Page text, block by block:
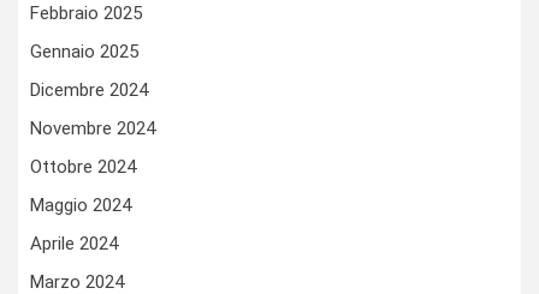
Febbraio 2025
Gennaio 2025
Dicembre 2024
Novembre 2024
Ottobre 2024
Maggio 2024
Aprile 2024
Marzo 2024